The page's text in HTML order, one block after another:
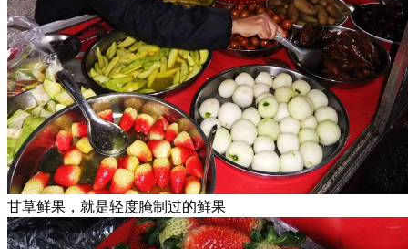
甘草鲜果，就是轻度腌制过的鲜果